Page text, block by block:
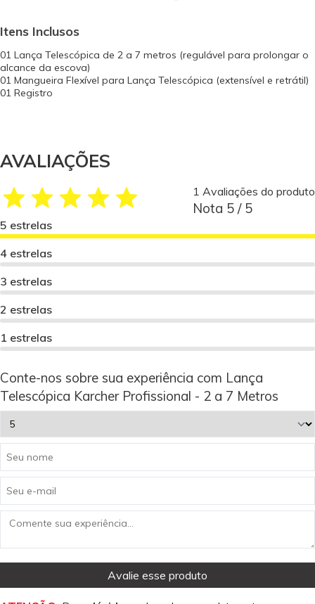
Itens Inclusos
01 Lança Telescópica de 2 a 7 metros (regulável para prolongar o
alcance da escova)
01 Mangueira Flexível para Lança Telescópica (extensível e retrátil)
01 Registro
AVALIAÇÕES
1 Avaliações do produto
Nota 5 / 5
5 estrelas
4 estrelas
3 estrelas
2 estrelas
1 estrelas
Conte-nos sobre sua experiência com Lança
Telescópica Karcher Profissional - 2 a 7 Metros
Avalie esse produto